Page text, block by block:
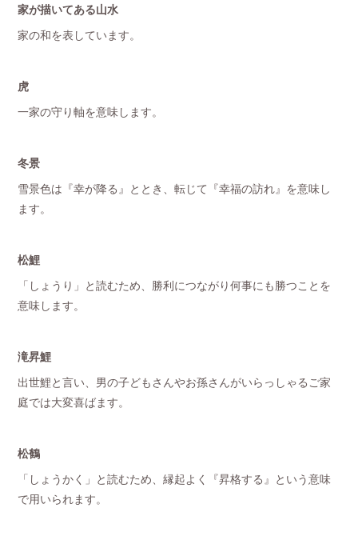
家が描いてある山水
家の和を表しています。
虎
一家の守り軸を意味します。
冬景
雪景色は『幸が降る』ととき、転じて『幸福の訪れ』を意味し
ます。
松鯉
「しょうり」と読むため、勝利につながり何事にも勝つことを
意味します。
滝昇鯉
出世鯉と言い、男の子どもさんやお孫さんがいらっしゃるご家
庭では大変喜ばます。
松鶴
「しょうかく」と読むため、縁起よく『昇格する』という意味
で用いられます。